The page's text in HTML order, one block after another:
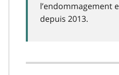
l’endommagement
depuis 2013.